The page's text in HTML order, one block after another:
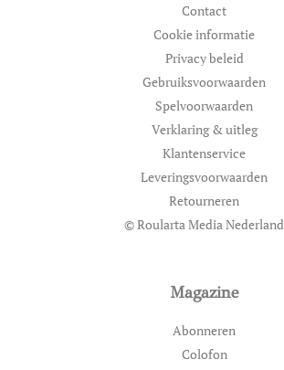
Contact
Cookie informatie
Privacy beleid
Gebruiksvoorwaarden
Spelvoorwaarden
Verklaring & uitleg
Klantenservice
Leveringsvoorwaarden
Retourneren
© Roularta Media Nederland
Magazine
Abonneren
Colofon